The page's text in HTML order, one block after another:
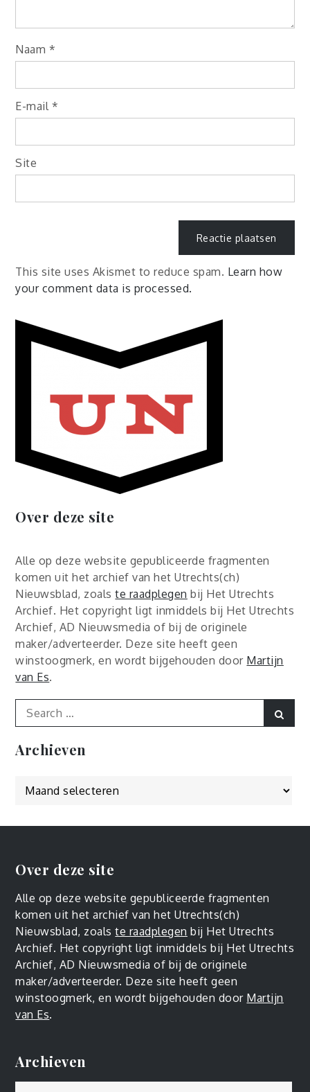
Naam *
E-mail *
Site
This site uses Akismet to reduce spam. Learn how
your comment data is processed.
Over deze site
Alle op deze website gepubliceerde fragmenten
komen uit het archief van het Utrechts(ch)
Nieuwsblad, zoalste raadplegen bij Het Utrechts
Archief. Het copyright ligt inmiddels bij Het Utrechts
Archief, AD Nieuwsmedia of bij de originele
maker/adverteerder. Deze site heeft geen
winstoogmerk, en wordt bijgehouden door Martijn
van Es.
Search
for:
Archieven
Over deze site
Alle op deze website gepubliceerde fragmenten
komen uit het archief van het Utrechts(ch)
Nieuwsblad, zoalste raadplegen bij Het Utrechts
Archief. Het copyright ligt inmiddels bij Het Utrechts
Archief, AD Nieuwsmedia of bij de originele
maker/adverteerder. Deze site heeft geen
winstoogmerk, en wordt bijgehouden door Martijn
van Es.
Archieven